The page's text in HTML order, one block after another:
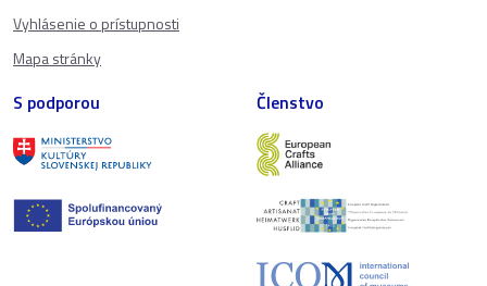
Vyhlásenie o prístupnosti
Mapa stránky
S podporou Členstvo